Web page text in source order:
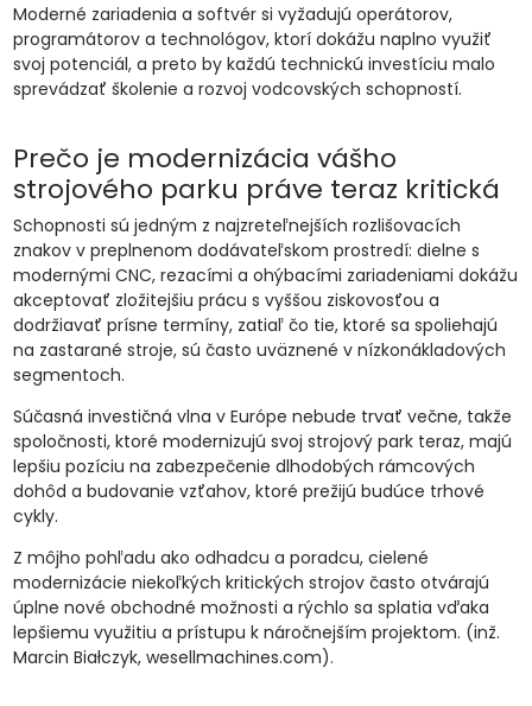
Moderné zariadenia a softvér si vyžadujú operátorov,
programátorov a technológov, ktorí dokážu naplno využiť
svoj potenciál, a preto by každú technickú investíciu malo
sprevádzať školenie a rozvoj vodcovských schopností.
Prečo je modernizácia vášho
strojového parku práve teraz kritická
Schopnosti sú jedným z najzreteľnejších rozlišovacích
znakov v preplnenom dodávateľskom prostredí: dielne s
modernými CNC, rezacími a ohýbacími zariadeniami dokážu
akceptovať zložitejšiu prácu s vyššou ziskovosťou a
dodržiavať prísne termíny, zatiaľ čo tie, ktoré sa spoliehajú
na zastarané stroje, sú často uväznené v nízkonákladových
segmentoch.
Súčasná investičná vlna v Európe nebude trvať večne, takže
spoločnosti, ktoré modernizujú svoj strojový park teraz, majú
lepšiu pozíciu na zabezpečenie dlhodobých rámcových
dohôd a budovanie vzťahov, ktoré prežijú budúce trhové
cykly.
Z môjho pohľadu ako odhadcu a poradcu, cielené
modernizácie niekoľkých kritických strojov často otvárajú
úplne nové obchodné možnosti a rýchlo sa splatia vďaka
lepšiemu využitiu a prístupu k náročnejším projektom. (inž.
Marcin Białczyk, wesellmachines.com).